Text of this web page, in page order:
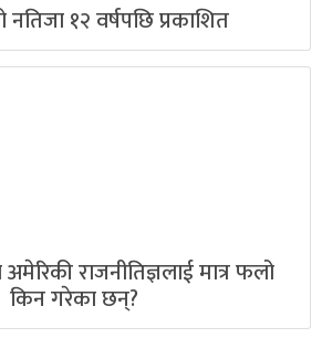
नतिजा १२ वर्षपछि प्रकाशित
अमेरिकी राजनीतिज्ञलाई मात्र फलो
किन गरेका छन्?